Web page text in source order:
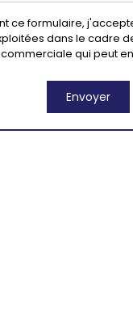
ce formulaire,
dans le cadre
qui peut